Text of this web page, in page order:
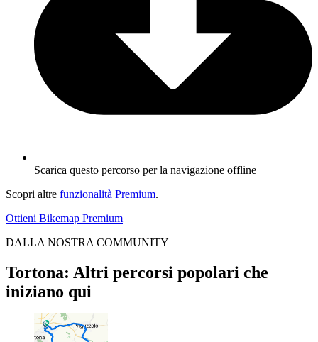
Scarica questo percorso per la navigazione offline
Scopri altre funzionalità Premium.
Ottieni Bikemap Premium
DALLA NOSTRA COMMUNITY
Tortona: Altri percorsi popolari che
iniziano qui